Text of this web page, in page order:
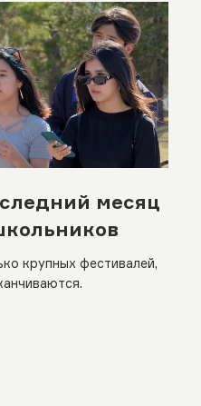
месяц
крупных фестивалей,